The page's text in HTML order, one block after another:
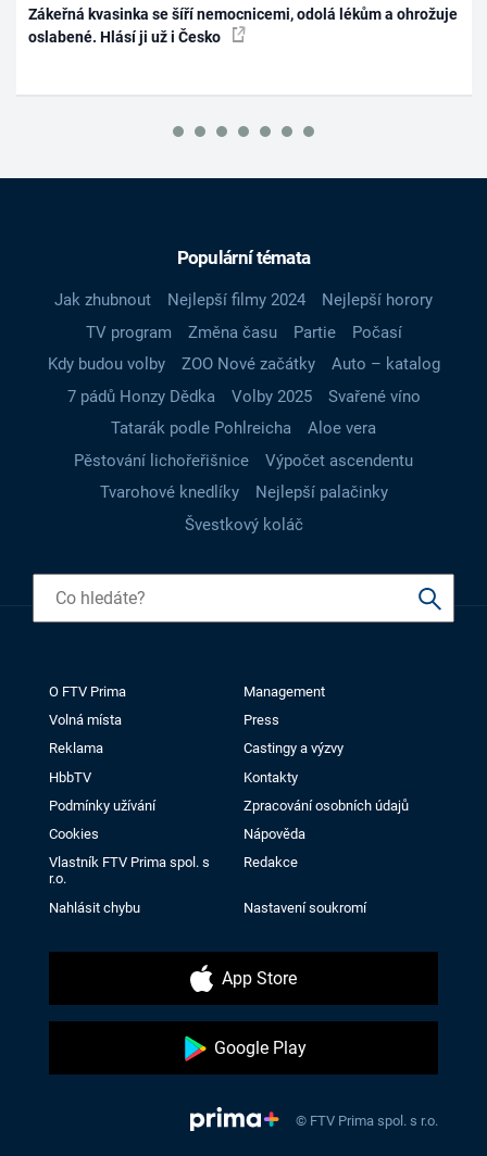
Zákeřná kvasinka se šíří nemocnicemi, odolá lékům a ohrožuje
oslabené. Hlásí ji už i Česko
Populární témata
Jak zhubnout Nejlepší filmy 2024
Nejlepší horory
TV program
Změna času Partie
Počasí
Kdy budou volby
ZOO Nové začátky
Auto – katalog
7 pádů Honzy Dědka
Volby 2025
Svařené víno
Tatarák podle Pohlreicha
Aloe vera
Pěstování lichořeřišnice
Výpočet ascendentu
Tvarohové knedlíky
Nejlepší palačinky
Švestkový koláč
O FTV Prima
Management
Volná místa
Press
Reklama
Castingy a výzvy
HbbTV
Kontakty
Podmínky užívání
Zpracování osobních údajů
Cookies
Nápověda
Vlastník FTV Prima spol. s
r.o.
Redakce
Nahlásit chybu Nastavení soukromí
App Store
Google Play
© FTV Prima spol. s r.o.